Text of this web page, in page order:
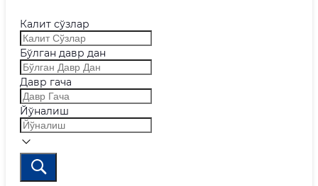
Калит сўзлар
Бўлган давр дан
Давр гача
Йўналиш